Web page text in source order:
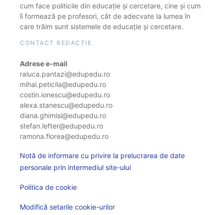
cum face politicile din educație și cercetare, cine și cum
îi formează pe profesori, cât de adecvate la lumea în
care trăim sunt sistemele de educație și cercetare.
CONTACT REDACȚIE
Adrese e-mail
raluca.pantazi@edupedu.ro
mihai.peticila@edupedu.ro
costin.ionescu@edupedu.ro
alexa.stanescu@edupedu.ro
diana.ghimisi@edupedu.ro
stefan.lefter@edupedu.ro
ramona.florea@edupedu.ro
Notă de informare cu privire la prelucrarea de date
personale prin intermediul site-ului
Politica de cookie
Modifică setarile cookie-urilor